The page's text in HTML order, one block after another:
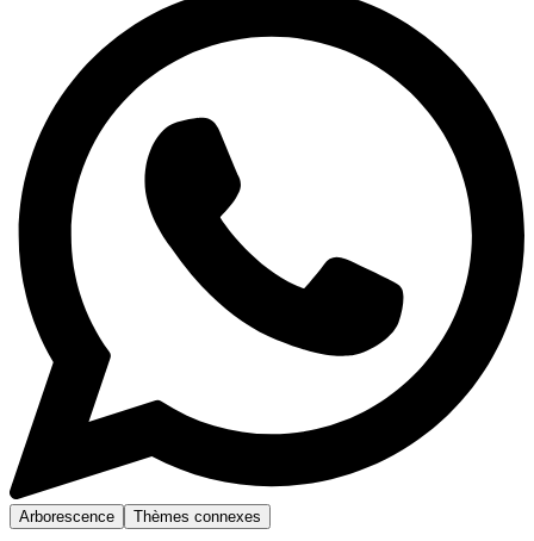
Arborescence Thèmes connexes